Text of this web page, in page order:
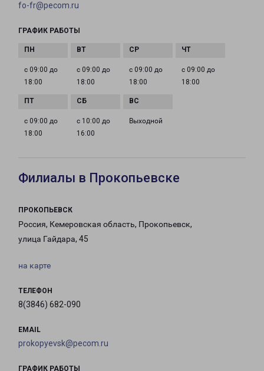
fo-fr@pecom.ru
ГРАФИК РАБОТЫ
с 09:00 до
18:00
с 09:00 до
18:00
с 09:00 до
18:00
с 09:00 до
18:00
с 09:00 до
18:00
с 10:00 до
16:00
Выходной
Филиалы в Прокопьевске
ПРОКОПЬЕВСК
Россия, Кемеровская область, Прокопьевск,
улица Гайдара, 45
на карте
ТЕЛЕФОН
8(3846) 682-090
EMAIL
prokopyevsk@pecom.ru
ГРАФИК РАБОТЫ